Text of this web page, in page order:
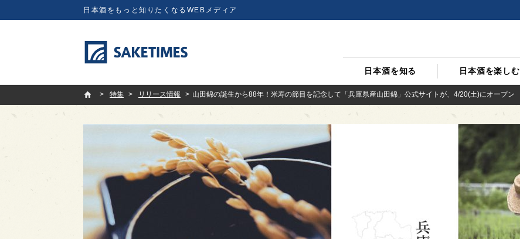
日本酒をもっと知りたくなるWEBメディア
日本酒を知る 日本酒を楽しむ
SAKETIMES
特集
リリース情報 山田錦の誕生から88年！米寿の節目を記念して「兵庫県産山田錦」公式サイトが、4/20(土)にオープン